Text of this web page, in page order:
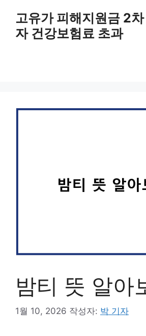
고유가 피해지원금 2
자 건강보험료 초과
밤티 뜻 알아
1월 10, 2026 작성자: 박 기자